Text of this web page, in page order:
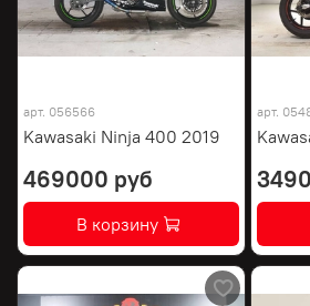
арт. 056566
Kawasaki Ninja 400 2019
469000 руб
В корзину
арт.